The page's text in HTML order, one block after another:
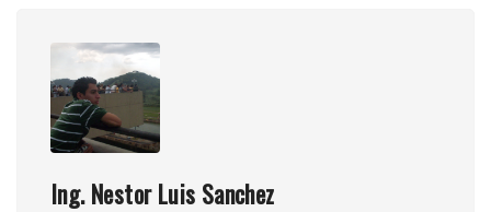
Ing. Nestor Luis Sanchez